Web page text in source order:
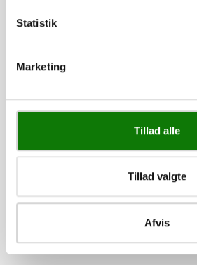
Statistik
Marketing
Tillad alle
Tillad valgte
Afvis
Navn*
E-mail*